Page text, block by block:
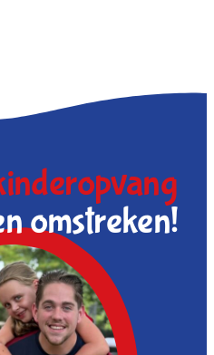
omstreken!